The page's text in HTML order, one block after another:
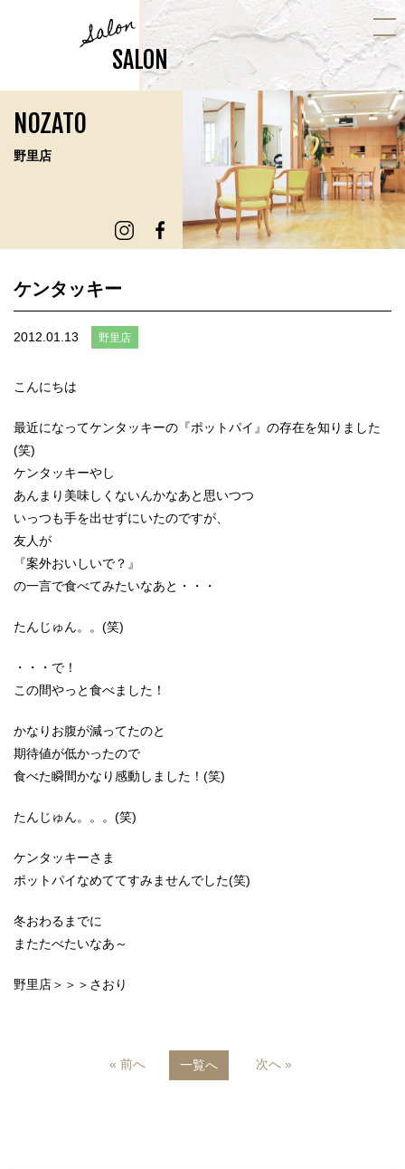
Salon
SALON
NOZATO
野里店
ケンタッキー
2012.01.13 野里店
こんにちは
最近になってケンタッキーの『ポットパイ』の存在を知りました
(笑)
ケンタッキーやし
あんまり美味しくないんかなあと思いつつ
いっつも手を出せずにいたのですが、
友人が
『案外おいしいで？』
の一言で食べてみたいなあと・・・
たんじゅん。。(笑)
・・・で！
この間やっと食べました！
かなりお腹が減ってたのと
期待値が低かったので
食べた瞬間かなり感動しました！(笑)
たんじゅん。。。(笑)
ケンタッキーさま
ポットパイなめててすみませんでした(笑)
冬おわるまでに
またたべたいなあ～
野里店＞＞＞さおり
« 前へ 一覧へ 次へ »